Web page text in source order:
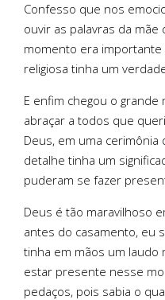
Confesso que nos
ouvir as palavras da mãe
momento era importante
religiosa tinha um
E enfim chegou o
abraçar a todos que
Deus, em uma cerimônia
detalhe tinha um
puderam se fazer
Deus é tão maravilhoso
antes do casamento, eu
tinha em mãos um laudo
estar presente nesse
pedaços, pois sabia o